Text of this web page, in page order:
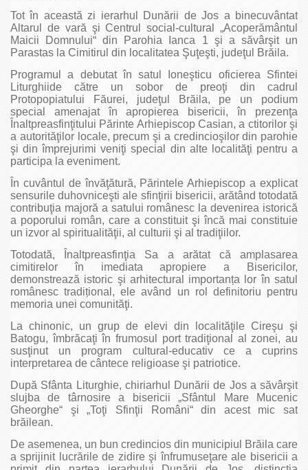
Tot în această zi ierarhul Dunării de Jos a binecuvântat
Altarul de vară şi Centrul social-cultural „Acoperământul
Maicii Domnului“ din Parohia Ianca 1 şi a săvârşit un
Parastas la Cimitirul din localitatea Şuţeşti, judeţul Brăila.
Programul a debutat în satul Ioneşticu oficierea Sfintei
Liturghiide către un sobor de preoţi din cadrul
Protopopiatului Făurei, judeţul Brăila, pe un podium
special amenajat în apropierea bisericii, în prezenţa
Înaltpreasfinţitului Părinte Arhiepiscop Casian, a ctitorilor şi
a autorităţilor locale, precum şi a credincioşilor din parohie
şi din împrejurimi veniţi special din alte localităţi pentru a
participa la eveniment.
În cuvântul de învăţătură, Părintele Arhiepiscop a explicat
sensurile duhovniceşti ale sfinţirii bisericii, arătând totodată
contribuţia majoră a satului românesc la devenirea istorică
a poporului român, care a constituit şi încă mai constituie
un izvor al spiritualităţii, al culturii şi al tradiţiilor.
Totodată, Înaltpreasfinţia Sa a arătat că amplasarea
cimitirelor în imediata apropiere a Bisericilor,
demonstrează istoric şi arhitectural importanța lor în satul
românesc tradițional, ele având un rol definitoriu pentru
memoria unei comunităţi.
La chinonic, un grup de elevi din localităţile Cireşu şi
Batogu, îmbrăcaţi în frumosul port tradiţional al zonei, au
susţinut un program cultural-educativ ce a cuprins
interpretarea de cântece religioase şi patriotice.
După Sfânta Liturghie, chiriarhul Dunării de Jos a săvârşit
slujba de târnosire a bisericii „Sfântul Mare Mucenic
Gheorghe“ şi „Toţi Sfinţii Români“ din acest mic sat
brăilean.
De asemenea, un bun credincios din municipiul Brăila care
a sprijinit lucrările de zidire şi înfrumuseţare ale bisericii a